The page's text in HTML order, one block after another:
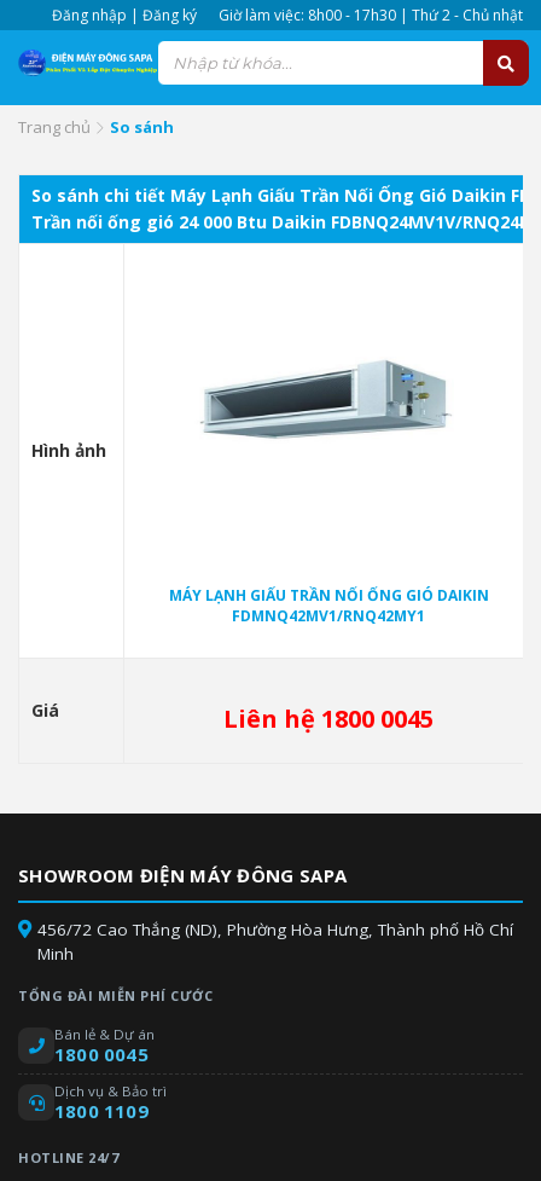
Đăng nhập | Đăng ký Giờ làm việc: 8h00 - 17h30 | Thứ 2 - Chủ nhật
Trang chủ So sánh
So sánh chi tiết Máy Lạnh Giấu Trần Nối Ống Gió Daikin
Trần nối ống gió 24 000 Btu Daikin FDBNQ24MV1V/
Hình ảnh
MÁY LẠNH GIẤU TRẦN NỐI ỐNG GIÓ DAIKIN
FDMNQ42MV1/RNQ42MY1
Giá Liên hệ 1800 0045
SHOWROOM ĐIỆN MÁY ĐÔNG SAPA
456/72 Cao Thắng (ND), Phường Hòa Hưng, Thành phố Hồ Chí
Minh
TỔNG ĐÀI MIỄN PHÍ CƯỚC
Bán lẻ & Dự án
1800 0045
Dịch vụ & Bảo trì
1800 1109
HOTLINE 24/7